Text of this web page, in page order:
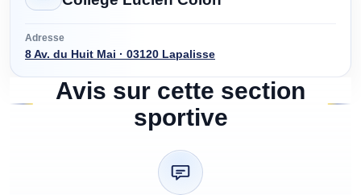
Adresse
8 Av. du Huit Mai · 03120 Lapalisse
Avis sur cette section
sportive